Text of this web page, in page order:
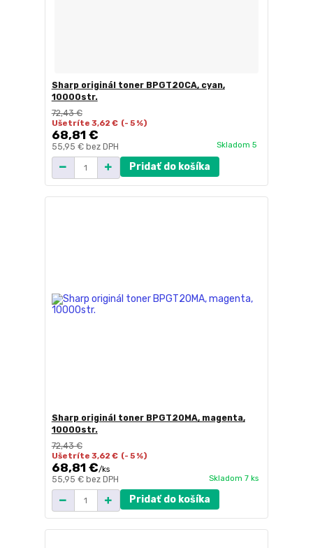
Sharp originál toner BPGT20CA, cyan,
10000str.
72,43 €
Ušetríte 3,62 € (- 5 %)
68,81 €
55,95 € bez DPH Skladom 5
Pridať do košíka
Sharp originál toner BPGT20MA, magenta,
10000str.
72,43 €
Ušetríte 3,62 € (- 5 %)
68,81 €/ks
55,95 € bez DPH Skladom 7 ks
Pridať do košíka